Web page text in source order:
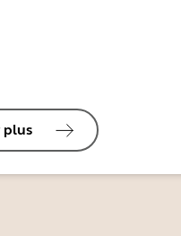
plus